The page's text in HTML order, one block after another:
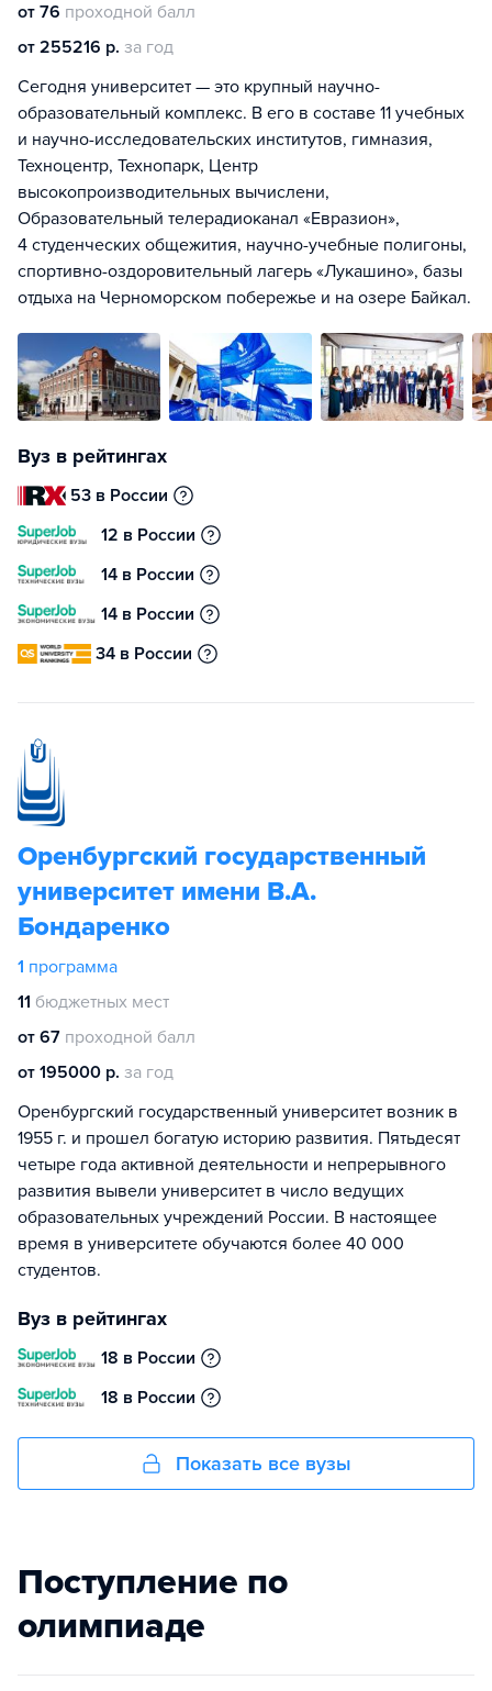
от 76 проходной балл
от 255216 р. за год
Сегодня университет — это крупный научно-
образовательный комплекс. В его в составе 11 учебных
и научно-исследовательских институтов, гимназия,
Техноцентр, Технопарк, Центр
высокопроизводительных вычислени,
Образовательный телерадиоканал «Евразион»,
4 студенческих общежития, научно-учебные полигоны,
спортивно-оздоровительный лагерь «Лукашино», базы
отдыха на Черноморском побережье и на озере Байкал.
Вуз в рейтингах
53 в России
12 в России
14 в России
14 в России
34 в России
Оренбургский государственный
университет имени В.А.
Бондаренко
1 программа
11 бюджетных мест
от 67 проходной балл
от 195000 р. за год
Оренбургский государственный университет возник в
1955 г. и прошел богатую историю развития. Пятьдесят
четыре года активной деятельности и непрерывного
развития вывели университет в число ведущих
образовательных учреждений России. В настоящее
время в университете обучаются более 40 000
студентов.
Вуз в рейтингах
18 в России
18 в России
Показать все вузы
Поступление по
олимпиаде